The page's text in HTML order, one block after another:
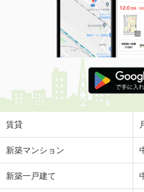
賃貸
新築マンション
新築一戸建て